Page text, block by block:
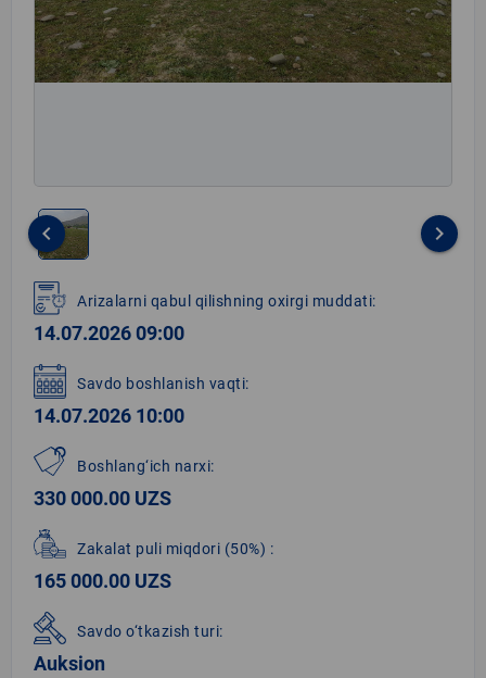
1
of
1
keyboard_arrow_left keyboard_arrow_right
Arizalarni qabul qilishning oxirgi muddati:
14.07.2026 09:00
Savdo boshlanish vaqti:
14.07.2026 10:00
Boshlang‘ich narxi:
330 000.00 UZS
Zakalat puli miqdori (50%) :
165 000.00 UZS
Savdo o‘tkazish turi:
Auksion